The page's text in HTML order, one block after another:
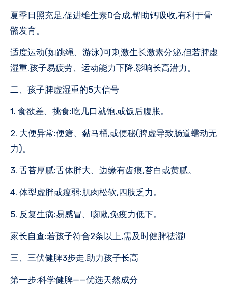
夏季日照充足,促进维生素D合成,帮助钙吸收,有利于骨
骼发育。
适度运动(如跳绳、游泳)可刺激生长激素分泌,但若脾虚
湿重,孩子易疲劳、运动能力下降,影响长高潜力。
二、孩子脾虚湿重的5大信号
1. 食欲差、挑食:吃几口就饱,或饭后腹胀。
2. 大便异常:便溏、黏马桶,或便秘(脾虚导致肠道蠕动无
力)。
3. 舌苔厚腻:舌体胖大、边缘有齿痕,苔白或黄腻。
4. 体型虚胖或瘦弱:肌肉松软,四肢乏力。
5. 反复生病:易感冒、咳嗽,免疫力低下。
家长自查:若孩子符合2条以上,需及时健脾祛湿!
三、三伏健脾3步走,助力孩子长高
第一步:科学健脾——优选天然成分